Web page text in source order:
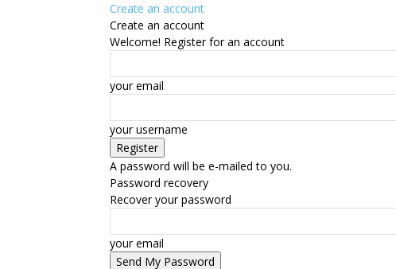
Create an account
Create an account
Welcome! Register for an account
your email
your username
A password will be e-mailed to you.
Password recovery
Recover your password
your email